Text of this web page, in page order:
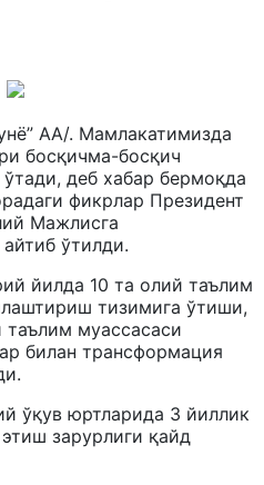
АА/. Мамлакатимизда
босқичма-босқич
деб хабар бермоқда
фикрлар Президент
Мажлисга
ўтилди.
йилда 10 та олий таълим
тизимига ўтиши,
таълим муассасаси
билан трансформация
ўқув юртларида 3 йиллик
зарурлиги қайд